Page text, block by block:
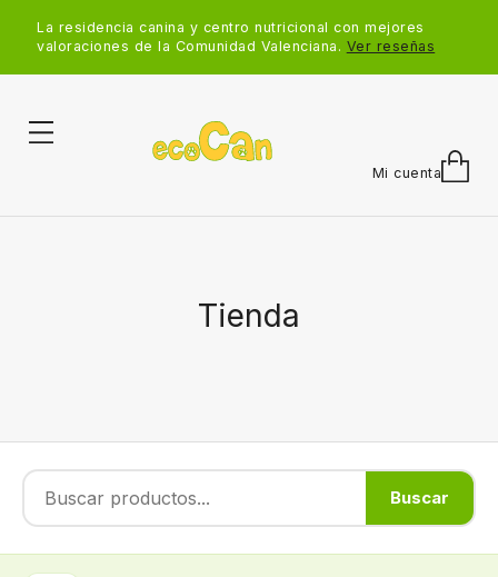
La residencia canina y centro nutricional con mejores
valoraciones de la Comunidad Valenciana. Ver reseñas
Mi cuenta
Tienda
Buscar